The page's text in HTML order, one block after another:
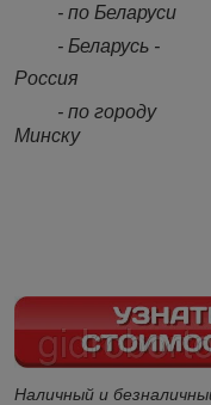
- по Беларуси
- Беларусь -
Россия
- по городу
Минску
Наличный и